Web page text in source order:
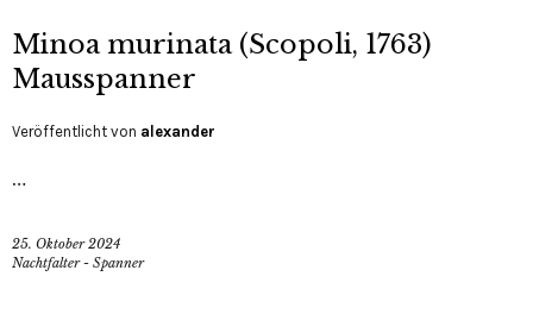
Minoa murinata (Scopoli, 1763)
Mausspanner
Veröffentlicht von alexander
…
25. Oktober 2024
Nachtfalter - Spanner